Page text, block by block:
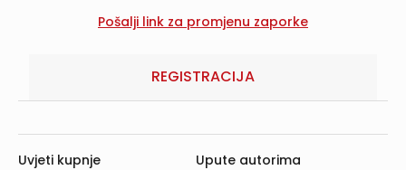
REGISTRACIJA
Uvjeti kupnje
Upute autorima